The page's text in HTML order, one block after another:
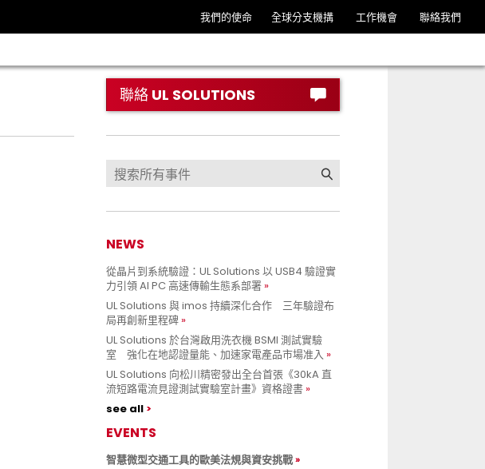
我們的使命 全球分支機搆 工作機會 聯絡我們
聯絡 UL SOLUTIONS
NEWS
從晶片到系統驗證：UL Solutions 以 USB4 驗證實
力引領 AI PC 高速傳輸生態系部署
UL Solutions 與 imos 持續深化合作 三年驗證布
局再創新里程碑
UL Solutions 於台灣啟用洗衣機 BSMI 測試實驗
室 強化在地認證量能、加速家電產品市場准入
UL Solutions 向松川精密發出全台首張《30kA 直
流短路電流見證測試實驗室計畫》資格證書
see all
EVENTS
智慧微型交通工具的歐美法規與資安挑戰